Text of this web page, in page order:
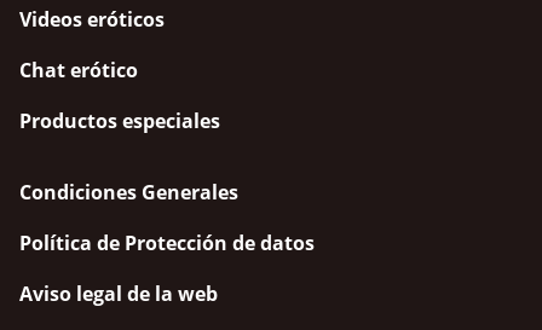
Videos eróticos
Chat erótico
Productos especiales
Condiciones Generales
Política de Protección de datos
Aviso legal de la web